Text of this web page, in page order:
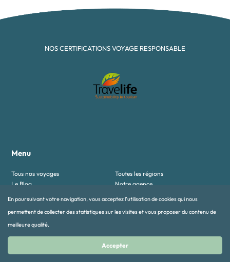
En poursuivant votre navigation, vous acceptez l’utilisation de cookies qui nous
permettent de collecter des statistiques sur les visites et vous proposer du contenu de
meilleure qualité.
Accepter
NOS CERTIFICATIONS VOYAGE RESPONSABLE
Menu
Tous nos voyages
Toutes les régions
Le Blog
Notre agence
Nos voyages
Autotours
Collection Feel Good
Essentiels
Famille
Insolites et authentiques